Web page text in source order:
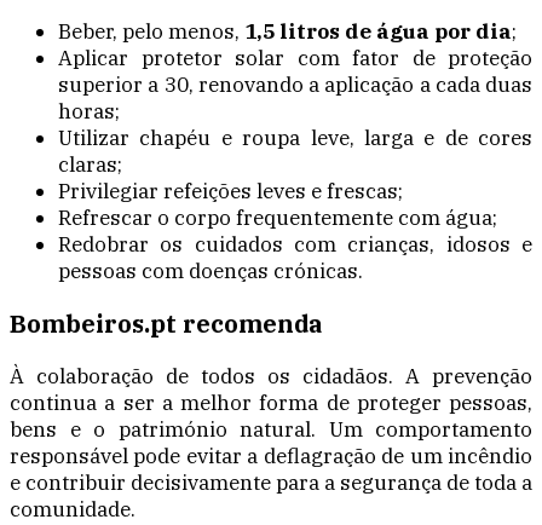
Beber, pelo menos, 1,5 litros de água por dia;
Aplicar protetor solar com fator de proteção
superior a 30, renovando a aplicação a cada duas
horas;
Utilizar chapéu e roupa leve, larga e de cores
claras;
Privilegiar refeições leves e frescas;
Refrescar o corpo frequentemente com água;
Redobrar os cuidados com crianças, idosos e
pessoas com doenças crónicas.
Bombeiros.pt recomenda
À colaboração de todos os cidadãos. A prevenção
continua a ser a melhor forma de proteger pessoas,
bens e o património natural. Um comportamento
responsável pode evitar a deflagração de um incêndio
e contribuir decisivamente para a segurança de toda a
comunidade.